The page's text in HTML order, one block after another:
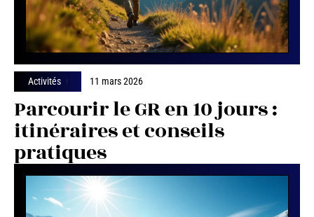
Activités 11 mars 2026
Parcourir le GR en 10 jours :
itinéraires et conseils
pratiques